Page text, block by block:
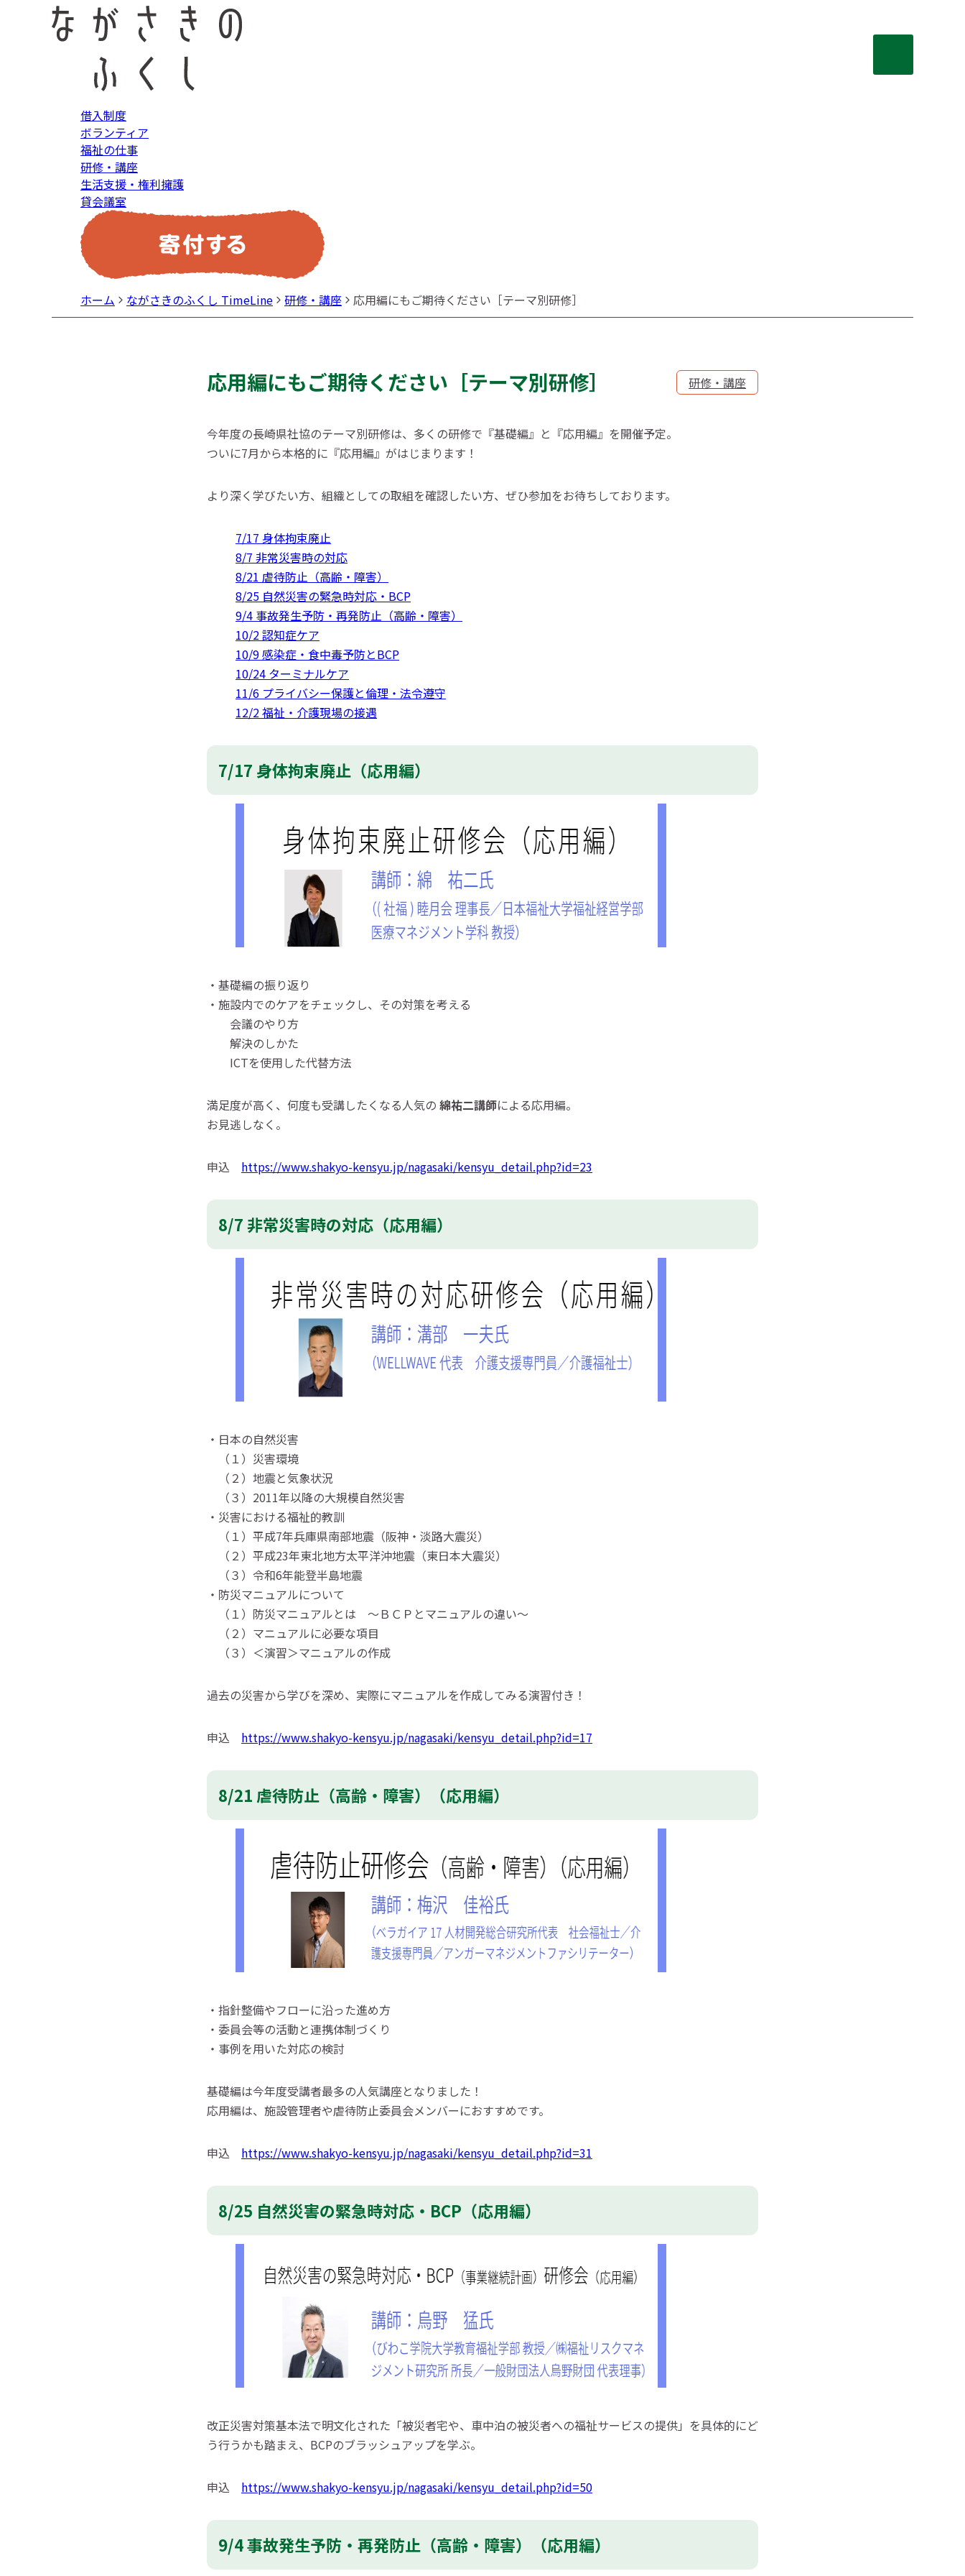
借入制度
ボランティア
福祉の仕事
研修・講座
生活支援・権利擁護
貸会議室
ホーム ながさきのふくし TimeLine 研修・講座 応用編にもご期待ください［テーマ別研修］
応用編にもご期待ください［テーマ別研修］ 研修・講座
今年度の長崎県社協のテーマ別研修は、多くの研修で『基礎編』と『応用編』を開催予定。
ついに7月から本格的に『応用編』がはじまります！
より深く学びたい方、組織としての取組を確認したい方、ぜひ参加をお待ちしております。
7/17 身体拘束廃止
8/7 非常災害時の対応
8/21 虐待防止（高齢・障害）
8/25 自然災害の緊急時対応・BCP
9/4 事故発生予防・再発防止（高齢・障害）
10/2 認知症ケア
10/9 感染症・食中毒予防とBCP
10/24 ターミナルケア
11/6 プライバシー保護と倫理・法令遵守
12/2 福祉・介護現場の接遇
7/17 身体拘束廃止（応用編）
・基礎編の振り返り
・施設内でのケアをチェックし、その対策を考える
会議のやり方
解決のしかた
ICTを使用した代替方法
満足度が高く、何度も受講したくなる人気の 綿祐二講師による応用編。
お見逃しなく。
申込 https://www.shakyo-kensyu.jp/nagasaki/kensyu_detail.php?id=23
8/7 非常災害時の対応（応用編）
・日本の自然災害
（１）災害環境
（２）地震と気象状況
（３）2011年以降の大規模自然災害
・災害における福祉的教訓
（１）平成7年兵庫県南部地震（阪神・淡路大震災）
（２）平成23年東北地方太平洋沖地震（東日本大震災）
（３）令和6年能登半島地震
・防災マニュアルについて
（１）防災マニュアルとは ～ＢＣＰとマニュアルの違い～
（２）マニュアルに必要な項目
（３）＜演習＞マニュアルの作成
過去の災害から学びを深め、実際にマニュアルを作成してみる演習付き！
申込 https://www.shakyo-kensyu.jp/nagasaki/kensyu_detail.php?id=17
8/21 虐待防止（高齢・障害）（応用編）
・指針整備やフローに沿った進め方
・委員会等の活動と連携体制づくり
・事例を用いた対応の検討
基礎編は今年度受講者最多の人気講座となりました！
応用編は、施設管理者や虐待防止委員会メンバーにおすすめです。
申込 https://www.shakyo-kensyu.jp/nagasaki/kensyu_detail.php?id=31
8/25 自然災害の緊急時対応・BCP（応用編）
改正災害対策基本法で明文化された「被災者宅や、車中泊の被災者への福祉サービスの提供」を具体的にど
う行うかも踏まえ、BCPのブラッシュアップを学ぶ。
申込 https://www.shakyo-kensyu.jp/nagasaki/kensyu_detail.php?id=50
9/4 事故発生予防・再発防止（高齢・障害）（応用編）